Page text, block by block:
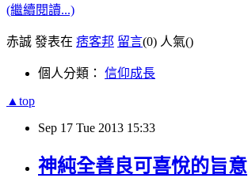
(繼續閱讀...)
赤誠 發表在 痞客邦 留言(0) 人氣()
個人分類： 信仰成長
▲top
Sep 17 Tue 2013 15:33
神純全善良可喜悅的旨意